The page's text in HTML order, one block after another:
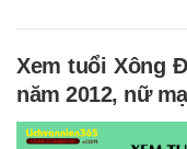
Xem tuổi Xông
năm 2012, nữ